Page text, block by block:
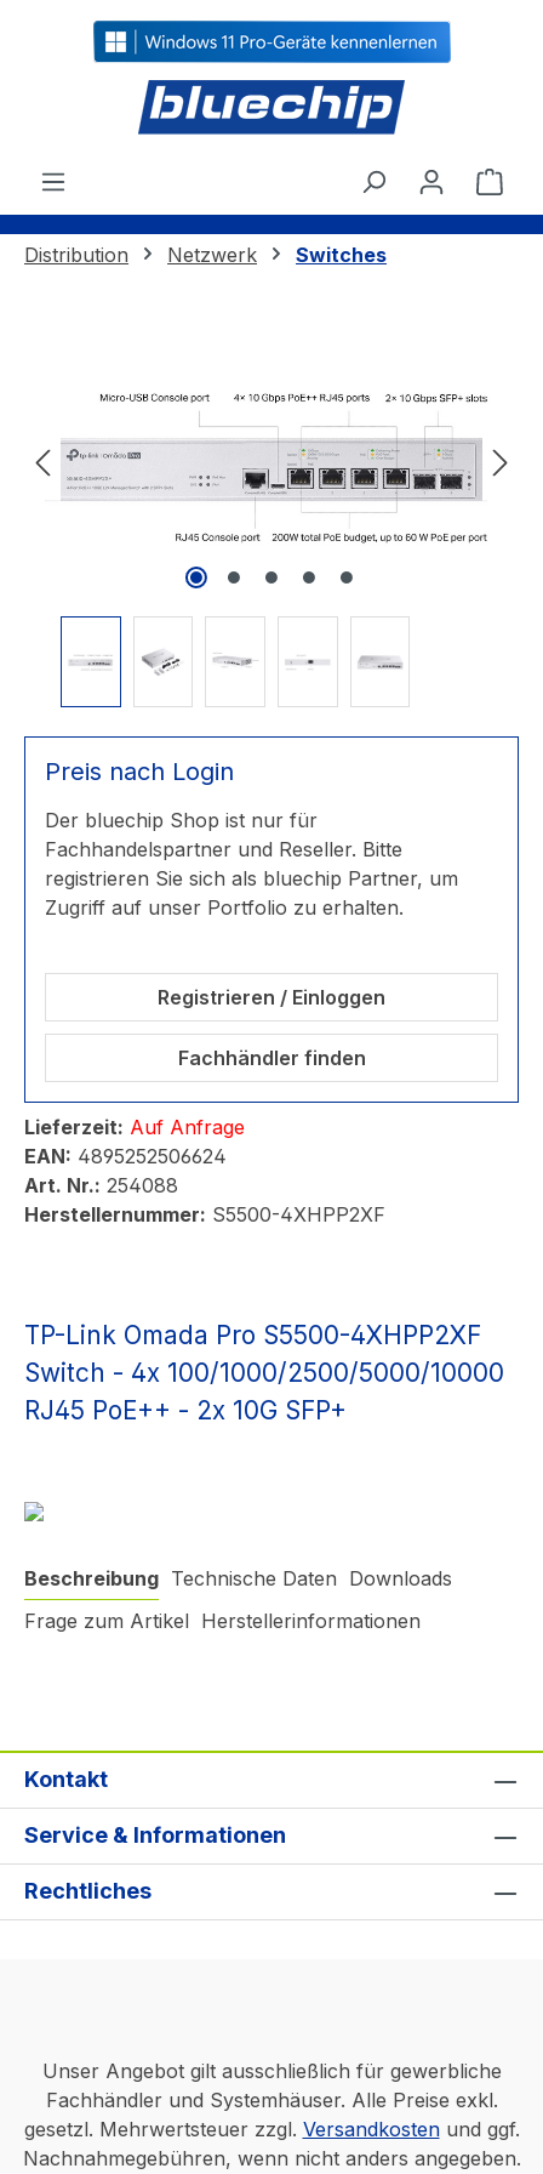
springen
Distribution Netzwerk Switches
Preis nach Login
Der bluechip Shop ist nur für
Fachhandelspartner und Reseller. Bitte
registrieren Sie sich als bluechip Partner, um
Zugriff auf unser Portfolio zu erhalten.
Registrieren / Einloggen
Fachhändler finden
Lieferzeit: Auf Anfrage
EAN: 4895252506624
Art. Nr.: 254088
Herstellernummer: S5500-4XHPP2XF
TP-Link Omada Pro S5500-4XHPP2XF
Switch - 4x 100/1000/2500/5000/10000
RJ45 PoE++ - 2x 10G SFP+
Beschreibung Technische Daten Downloads
Frage zum Artikel Herstellerinformationen
Kontakt
Service & Informationen
Rechtliches
Unser Angebot gilt ausschließlich für gewerbliche
Fachhändler und Systemhäuser. Alle Preise exkl.
gesetzl. Mehrwertsteuer zzgl. Versandkostenund ggf.
Nachnahmegebühren, wenn nicht anders angegeben.